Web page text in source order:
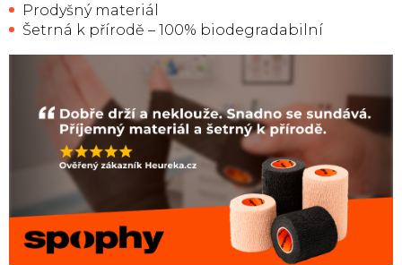
Prodyšný materiál
Šetrná k přírodě – 100% biodegradabilní